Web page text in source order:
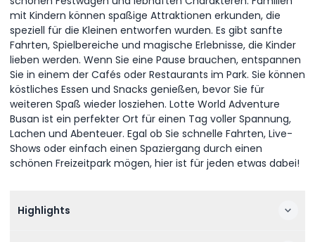
mit Kindern können spaßige Attraktionen erkunden, die
speziell für die Kleinen entworfen wurden. Es gibt sanfte
Fahrten, Spielbereiche und magische Erlebnisse, die Kinder
lieben werden. Wenn Sie eine Pause brauchen, entspannen
Sie in einem der Cafés oder Restaurants im Park. Sie können
köstliches Essen und Snacks genießen, bevor Sie für
weiteren Spaß wieder losziehen. Lotte World Adventure
Busan ist ein perfekter Ort für einen Tag voller Spannung,
Lachen und Abenteuer. Egal ob Sie schnelle Fahrten, Live-
Shows oder einfach einen Spaziergang durch einen
schönen Freizeitpark mögen, hier ist für jeden etwas dabei!
Highlights